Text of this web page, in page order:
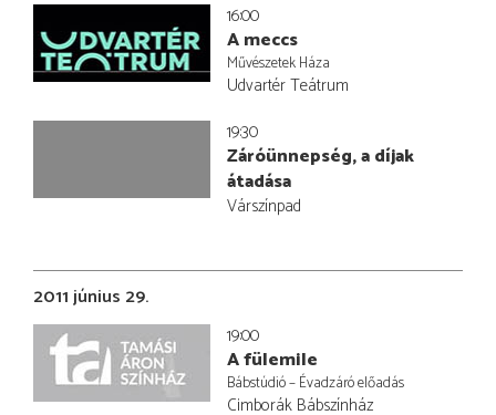
16:00
A meccs
Művészetek Háza
Udvartér Teátrum
19:30
Záróünnepség, a díjak
átadása
Várszínpad
2011 június 29.
19:00
A fülemile
Bábstúdió – Évadzáró előadás
Cimborák Bábszínház